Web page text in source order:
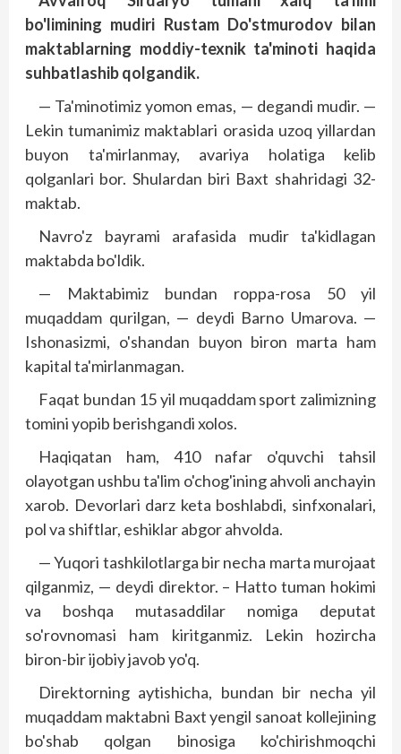
bo'limining mudiri Rustam Do'stmurodov bilan
mak­tablarning moddiy-texnik ta'minoti haqida
suhbatlashib qolgandik.
— Ta'minotimiz yomon emas, — degandi mudir. —
Lekin tumanimiz maktablari orasida uzoq yillardan
buyon ta'mirlanmay, avariya holatiga kelib
qolganlari bor. Shulardan biri Baxt shahridagi 32-
maktab.
Navro'z bayrami arafasida mudir ta'kidlagan
maktabda bo'ldik.
— Maktabimiz bundan roppa-rosa 50 yil
muqaddam qurilgan, — deydi Barno Umarova. —
Ishonasizmi, o'shandan buyon biron marta ham
kapital ta'mirlanmagan.
Faqat bundan 15 yil muqaddam sport zalimizning
tomini yopib berishgandi xolos.
Haqiqatan ham, 410 nafar o'quvchi tahsil
olayotgan ushbu ta'lim o'chog'ining ahvoli anchayin
xarob. Devorlari darz keta boshlabdi, sinfxonalari,
pol va shiftlar, eshiklar abgor ahvolda.
— Yuqori tashkilotlarga bir necha marta murojaat
qilganmiz, — deydi direktor. – Hatto tuman hokimi
va boshqa mutasaddilar nomiga deputat
so'rovnomasi ham kiritganmiz. Lekin hozircha
biron-bir ijobiy javob yo'q.
Direktorning aytishicha, bundan bir necha yil
muqaddam maktabni Baxt yengil sanoat kollejining
bo'shab qolgan binosiga ko'chirishmoqchi